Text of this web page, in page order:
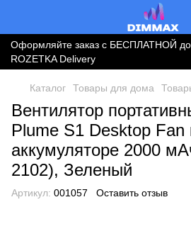
Оформляйте заказ с БЕСПЛАТНОЙ
ROZETKA Delivery
Каталог Товары для дома
Вентилятор
Plume S1 Desktop Fan
аккумуляторе 2000
2102), Зеленый
Артикул: 001057 Оставить отзыв